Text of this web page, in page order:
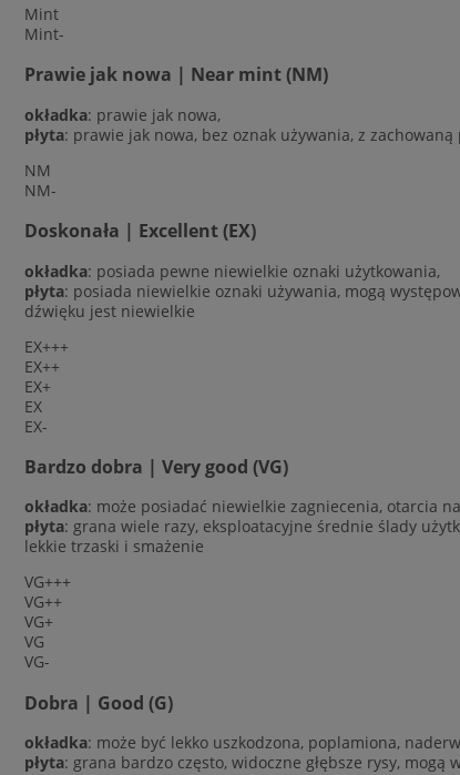
Mint
Mint-
Prawie jak nowa | Near mint (NM)
okładka: prawie jak nowa,
płyta: prawie jak nowa, bez oznak używania, z zachowaną
NM
NM-
Doskonała | Excellent (EX)
okładka: posiada pewne niewielkie oznaki użytkowania,
płyta: posiada niewielkie oznaki używania, mogą
dźwięku jest niewielkie
EX+++
EX++
EX+
EX
EX-
Bardzo dobra | Very good (VG)
okładka: może posiadać niewielkie zagniecenia, otarcia
płyta: grana wiele razy, eksploatacyjne średnie ślady
lekkie trzaski i smażenie
VG+++
VG++
VG+
VG
VG-
Dobra | Good (G)
okładka: może być lekko uszkodzona, poplamiona,
płyta: grana bardzo często, widoczne głębsze rysy,